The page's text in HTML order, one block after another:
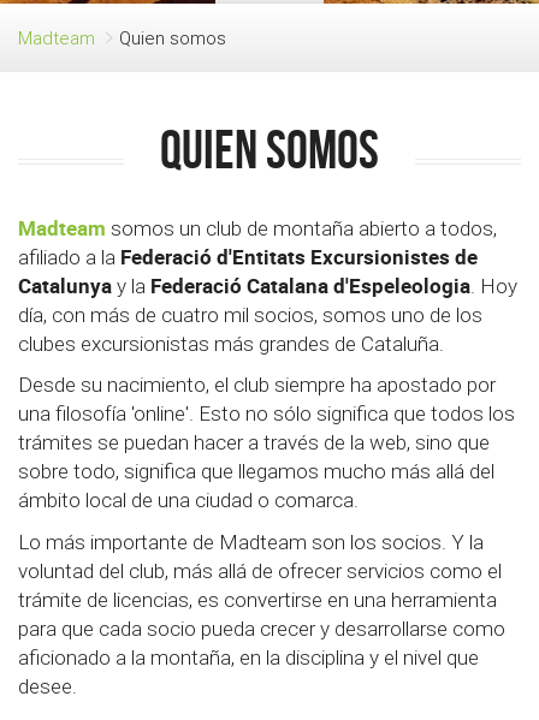
PORTADA
Madteam Quien somos
Quien somos
Madteam somos un club de montaña abierto a todos,
afiliado a la Federació d'Entitats Excursionistes de
Catalunyay la Federació Catalana d'Espeleologia. Hoy
día, con más de cuatro mil socios, somos uno de los
clubes excursionistas más grandes de Cataluña.
Desde su nacimiento, el club siempre ha apostado por
una filosofía 'online'. Esto no sólo significa que todos los
trámites se puedan hacer a través de la web, sino que
sobre todo, significa que llegamos mucho más allá del
ámbito local de una ciudad o comarca.
Lo más importante de Madteam son los socios. Y la
voluntad del club, más allá de ofrecer servicios como el
trámite de licencias, es convertirse en una herramienta
para que cada socio pueda crecer y desarrollarse como
aficionado a la montaña, en la disciplina y el nivel que
desee.